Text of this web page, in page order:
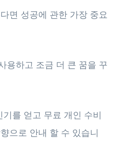
면 성공에 관한 가장 중요
용하고 조금 더 큰 꿈을 꾸
를 얻고 무료 개인 수비
으로 안내 할 수 있습니